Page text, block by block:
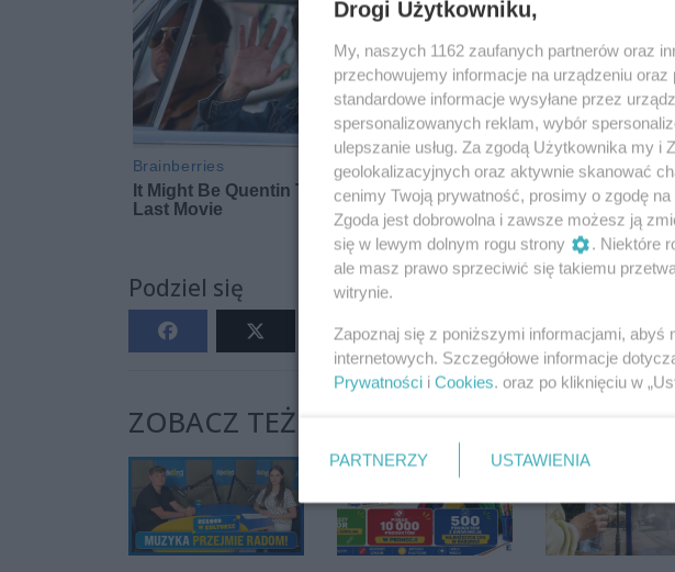
Podziel się
ZOBACZ TEŻ:
Drogi Użytkowniku,
My, naszych 1162 zaufanych partnerów oraz
przechowujemy informacje na urządzeniu
standardowe informacje wysyłane przez
spersonalizowanych reklam, wybór
ulepszanie usług. Za zgodą Użytkownika my i
geolokalizacyjnych oraz aktywnie skanować
cenimy Twoją prywatność, prosimy o zgodę
Zgoda jest dobrowolna i zawsze możesz ją
się w lewym dolnym rogu strony
. Niektóre
ale masz prawo sprzeciwić się takiemu
witrynie.
Zapoznaj się z poniższymi informacjami,
internetowych. Szczegółowe informacje
Prywatności i Cookies. oraz po kliknięciu w
PARTNERZY USTAWIENIA